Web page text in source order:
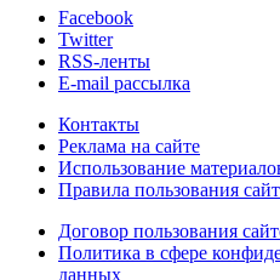
Facebook
Twitter
RSS-ленты
E-mail рассылка
Контакты
Реклама на сайте
Использование
Правила пользования
Договор пользования
Политика в сфере
данных